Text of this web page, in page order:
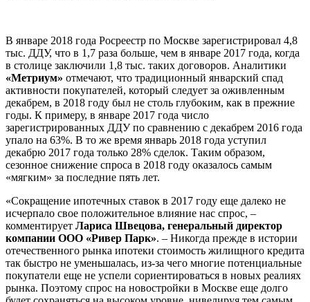
В январе 2018 года Росреестр по Москве зарегистрировал 4,8
тыс. ДДУ, что в 1,7 раза больше, чем в январе 2017 года, когда
в столице заключили 1,8 тыс. таких договоров. Аналитики
«Метриум» отмечают, что традиционный январский спад
активности покупателей, который следует за оживленным
декабрем, в 2018 году был не столь глубоким, как в прежние
годы. К примеру, в январе 2017 года число
зарегистрированных ДДУ по сравнению с декабрем 2016 года
упало на 63%. В то же время январь 2018 года уступил
декабрю 2017 года только 28% сделок. Таким образом,
сезонное снижение спроса в 2018 году оказалось самым
«мягким» за последние пять лет.
«Сокращение ипотечных ставок в 2017 году еще далеко не
исчерпало свое положительное влияние нас спрос, –
комментирует Лариса Швецова, генеральный директор
компании ООО «Ривер Парк». – Никогда прежде в истории
отечественного рынка ипотеки стоимость жилищного кредита
так быстро не уменьшалась, из-за чего многие потенциальные
покупатели еще не успели сориентироваться в новых реалиях
рынка. Поэтому спрос на новостройки в Москве еще долго